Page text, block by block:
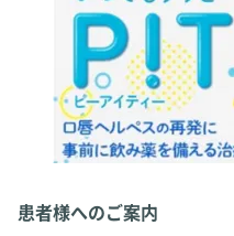
患者様へのご案内